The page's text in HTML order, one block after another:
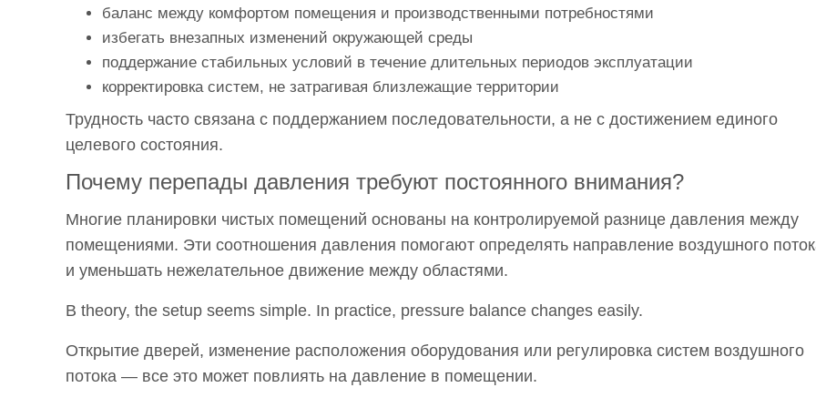
Почему
координация
между
системами
часто
затруднена?
Как
рост
влияет
на
планирование
услуг?
10
баланс между комфортом помещения и производственными потребностями
избегать внезапных изменений окружающей среды
поддержание стабильных условий в течение длительных периодов эксплуатации
корректировка систем, не затрагивая близлежащие территории
Трудность часто связана с поддержанием последовательности, а не с достижением единого
целевого состояния.
Почему перепады давления требуют постоянного внимания?
Многие планировки чистых помещений основаны на контролируемой разнице давления между
помещениями. Эти соотношения давления помогают определять направление воздушного
и уменьшать нежелательное движение между областями.
В theory, the setup seems simple. In practice, pressure balance changes easily.
Открытие дверей, изменение расположения оборудования или регулировка систем воздушного
потока — все это может повлиять на давление в помещении.